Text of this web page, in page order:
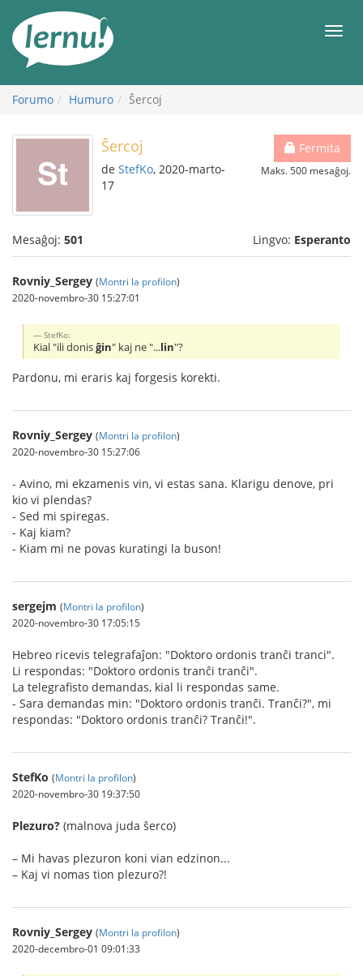
enhavo
Forumo Humuro Ŝercoj
Fermita
Maks. 500 mesaĝoj.
Ŝercoj
de StefKo, 2020-marto-
17
Mesaĝoj: 501 Lingvo: Esperanto
Rovniy_Sergey (Montri la profilon)
2020-novembro-30 15:27:01
StefKo:
Kial "ili donisĝin" kaj ne "...lin"?
Pardonu, mi eraris kaj forgesis korekti.
Rovniy_Sergey (Montri la profilon)
2020-novembro-30 15:27:06
- Avino, mi ekzamenis vin, vi estas sana. Klarigu denove, pri
kio vi plendas?
- Sed mi spiregas.
- Kaj kiam?
- Kiam mi ne povas kuratingi la buson!
sergejm (Montri la profilon)
2020-novembro-30 17:05:15
Hebreo ricevis telegrafaĵon: "Doktoro ordonis tranĉi tranci".
Li respondas: "Doktoro ordonis tranĉi tranĉi".
La telegrafisto demandas, kial li respondas same.
- Sara demandas min: "Doktoro ordonis tranĉi. Tranĉi?", mi
respondas: "Doktoro ordonis tranĉi? Tranĉi!".
StefKo (Montri la profilon)
2020-novembro-30 19:37:50
Plezuro? (malnova juda ŝerco)
– Mi havas plezuron koni vian edzinon...
– Kaj vi nomas tion plezuro?!
Rovniy_Sergey (Montri la profilon)
2020-decembro-01 09:01:33